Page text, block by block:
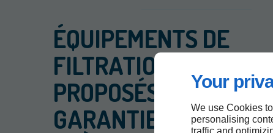
Your
We use Cookies
personalising
traffic and
ÉQUIPEMENTS DE
FILTRATION D’EAU
PROPOSÉS AVEC UNE
GARANTIE DE DEUX